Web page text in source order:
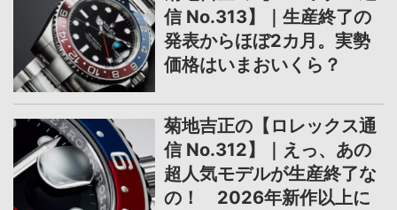
信 No.313】｜生産終了の
発表からほぼ2カ月。実勢
価格はいまおいくら？
菊地吉正の【ロレックス通
信 No.312】｜えっ、あの
超人気モデルが生産終了な
の！ 2026年新作以上に